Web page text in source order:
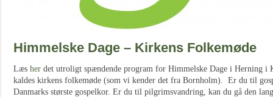
Himmelske Dage – Kirkens Folkemøde
Læs her det utroligt spændende program for Himmelske Dage i Herning i
kaldes kirkens folkemøde (som vi kender det fra Bornholm). Er du til
Danmarks største gospelkor. Er du til pilgrimsvandring, kan du gå den